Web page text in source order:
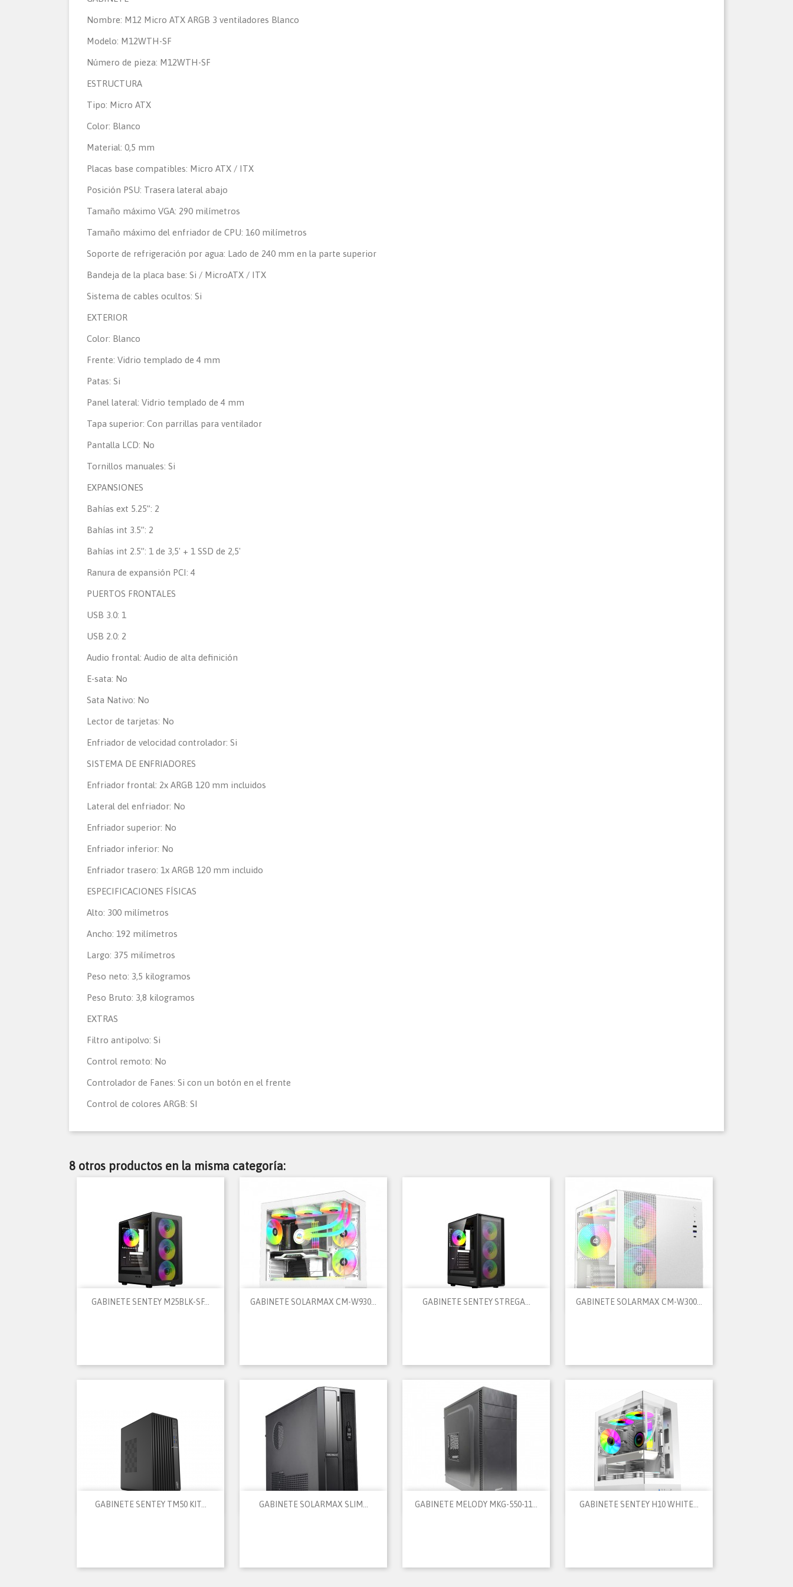
Nombre: M12 Micro ATX ARGB 3 ventiladores Blanco
Modelo: M12WTH-SF
Número de pieza: M12WTH-SF
ESTRUCTURA
Tipo: Micro ATX
Color: Blanco
Material: 0,5 mm
Placas base compatibles: Micro ATX / ITX
Posición PSU: Trasera lateral abajo
Tamaño máximo VGA: 290 milímetros
Tamaño máximo del enfriador de CPU: 160 milímetros
Soporte de refrigeración por agua: Lado de 240 mm en la parte superior
Bandeja de la placa base: Si / MicroATX / ITX
Sistema de cables ocultos: Si
EXTERIOR
Color: Blanco
Frente: Vidrio templado de 4 mm
Patas: Si
Panel lateral: Vidrio templado de 4 mm
Tapa superior: Con parrillas para ventilador
Pantalla LCD: No
Tornillos manuales: Si
EXPANSIONES
Bahías ext 5.25”: 2
Bahías int 3.5”: 2
Bahías int 2.5”: 1 de 3,5' + 1 SSD de 2,5'
Ranura de expansión PCI: 4
PUERTOS FRONTALES
USB 3.0: 1
USB 2.0: 2
Audio frontal: Audio de alta definición
E-sata: No
Sata Nativo: No
Lector de tarjetas: No
Enfriador de velocidad controlador: Si
SISTEMA DE ENFRIADORES
Enfriador frontal: 2x ARGB 120 mm incluidos
Lateral del enfriador: No
Enfriador superior: No
Enfriador inferior: No
Enfriador trasero: 1x ARGB 120 mm incluido
ESPECIFICACIONES FÍSICAS
Alto: 300 milímetros
Ancho: 192 milímetros
Largo: 375 milímetros
Peso neto: 3,5 kilogramos
Peso Bruto: 3,8 kilogramos
EXTRAS
Filtro antipolvo: Si
Control remoto: No
Controlador de Fanes: Si con un botón en el frente
Control de colores ARGB: SI
8 otros productos en la misma categoría:
GABINETE SENTEY M25BLK-SF...
 Vista rápida GABINETE SOLARMAX CM-W930...
Vista rápida GABINETE SENTEY STREGA...
Vista rápida GABINETE SOLARMAX CM-W300...
Vista rápida
GABINETE SENTEY TM50 KIT...
Vista rápida GABINETE SOLARMAX SLIM...
Vista rápida GABINETE MELODY MKG-550-11...
Vista rápida GABINETE SENTEY H10 WHITE...
 Vista rápida